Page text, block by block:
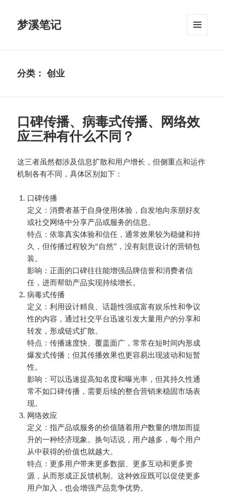
梦溪笔记
分类：创业
口碑传播、病毒式传播、网络效
应三种有什么不同？
这三者虽然都涉及信息扩散和用户增长，但侧重点和运作
机制各有不同，具体区别如下：
口碑传播
定义：消费者基于自身使用体验，自发地向亲朋好友
或社交网络中分享产品或服务的信息。
特点：依靠真实体验和信任，通常效果较为稳健和持
久，但传播过程较为“自然”，没有刻意设计的营销包
装。
影响：正面的口碑往往能增强品牌信誉和消费者信
任，进而帮助产品实现持续增长。
病毒式传播
定义：利用设计精良、话题性强或富有娱乐性和争议
性的内容，通过社交平台迅速引发大量用户的分享和
转发，形成链式扩散。
特点：传播速度快、覆盖面广，常常在短时间内形成
爆发式传播；但其传播效果也更容易出现波动和短暂
性。
影响：可以迅速提高知名度和曝光率，但其持久性通
常不如口碑传播，需要后续的整合营销来稳固市场表
现。
网络效应
定义：指产品或服务的价值随着用户数量的增加而提
升的一种经济现象。换句话说，用户越多，每个用户
从中获得的价值也就越大。
特点：更多用户带来更多数据、更多互动和更多资
源，从而形成正反馈机制。这种效应既可以促使更多
用户加入，也会增强产品竞争优势。